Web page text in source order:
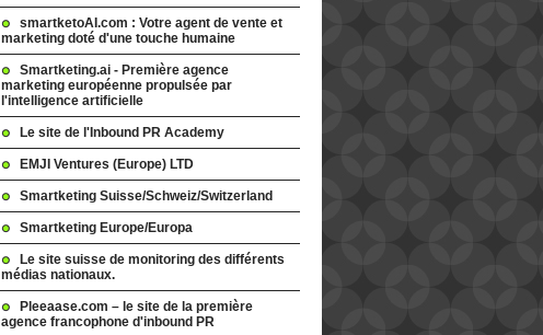
smartketoAI.com : Votre agent de vente et
marketing doté d'une touche humaine
Smartketing.ai - Première agence
marketing européenne propulsée par
l'intelligence artificielle
Le site de l'Inbound PR Academy
EMJI Ventures (Europe) LTD
Smartketing Suisse/Schweiz/Switzerland
Smartketing Europe/Europa
Le site suisse de monitoring des différents
médias nationaux.
Pleeaase.com – le site de la première
agence francophone d'inbound PR